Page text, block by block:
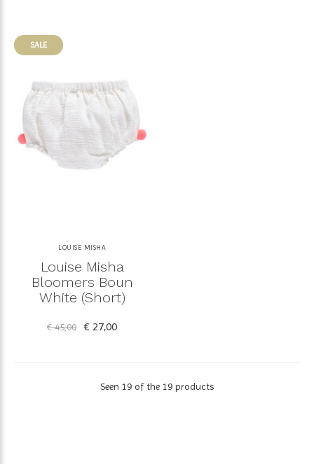
SALE
LOUISE MISHA
Louise Misha
Bloomers Boun
White (Short)
€ 45,00 € 27,00
Seen 19 of the 19 products